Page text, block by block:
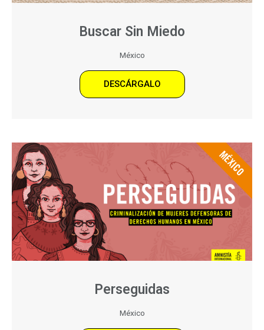
Buscar Sin Miedo
México
DESCÁRGALO
Perseguidas
México
MÉXICO